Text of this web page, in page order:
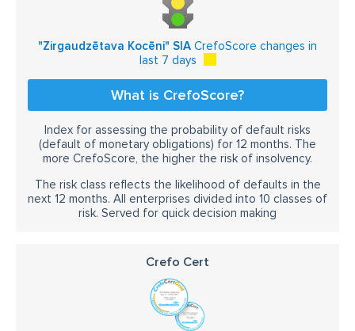
"Zirgaudzētava Kocēni" SIA CrefoScore changes in
last 7 days
What is CrefoScore?
Index for assessing the probability of default risks
(default of monetary obligations) for 12 months. The
more CrefoScore, the higher the risk of insolvency.
The risk class reflects the likelihood of defaults in the
next 12 months. All enterprises divided into 10 classes of
risk. Served for quick decision making
Crefo Cert